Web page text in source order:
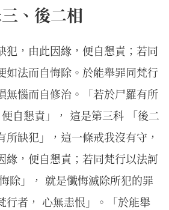
、後二相
犯，由此因緣，便自懇責；若同
如法而自悔除。於能舉罪同梵行
無惱而自修治。「若於尸羅有所
自懇責」， 這是第三科 「後二
缺犯」，這一條戒我沒有守，
緣，便自懇責；若同梵行以法訶
除」， 就是懺悔滅除所犯的罪
行者， 心無恚恨」。「於能舉